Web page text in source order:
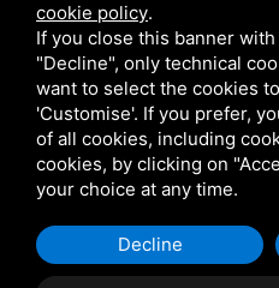
Catálogos
Blog
Contactos
TECNO SYSTEM S.R.L. / P.IVA
PRIVACIDADYCONDICIONES
cookie policy.
If you close this banner
"Decline", only technical
want to select the cookies
'Customise'. If you prefer,
of all cookies, including
cookies, by clicking on
your choice at any time.
Decline